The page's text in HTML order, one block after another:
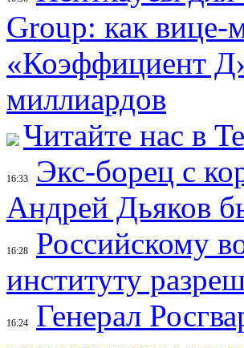
Group: как вице-
«Коэффициент
миллиардов
Читайте нас в
16:33
Экс-борец с
Андрей Дьяков
16:28
Российскому
институту
16:24
Генерал